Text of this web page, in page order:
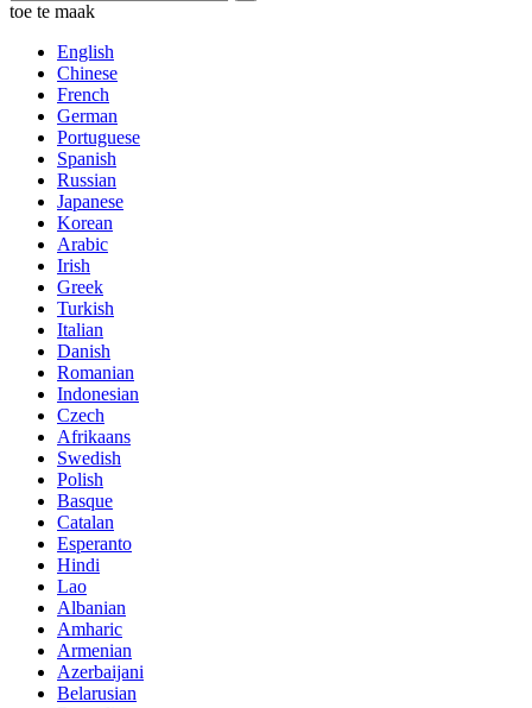
toe te maak
English
Chinese
French
German
Portuguese
Spanish
Russian
Japanese
Korean
Arabic
Irish
Greek
Turkish
Italian
Danish
Romanian
Indonesian
Czech
Afrikaans
Swedish
Polish
Basque
Catalan
Esperanto
Hindi
Lao
Albanian
Amharic
Armenian
Azerbaijani
Belarusian